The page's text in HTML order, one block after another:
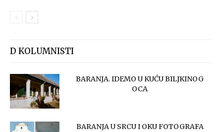
D KOLUMNISTI
BARANJA. IDEMO U KUĆU BILJKINOG
OCA
BARANJA U SRCU I OKU FOTOGRAFA